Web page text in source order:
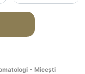
- Miceşti